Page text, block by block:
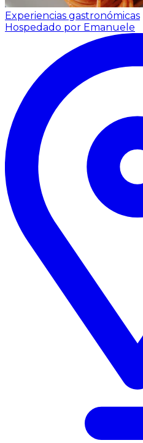
Experiencias gastronómicas
Hospedado por Emanuele